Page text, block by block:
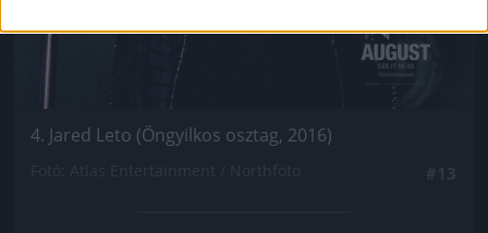
4. Jared Leto (Öngyilkos osztag, 2016)